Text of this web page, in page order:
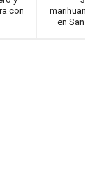
en
con